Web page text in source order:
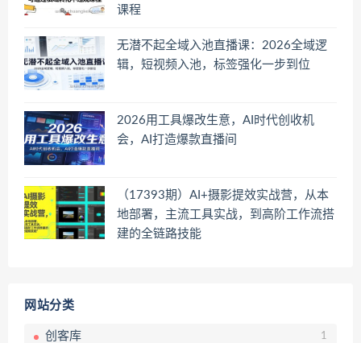
课程
无潜不起全域入池直播课：2026全域逻
辑，短视频入池，标签强化一步到位
2026用工具爆改生意，AI时代创收机
会，AI打造爆款直播间
（17393期）AI+摄影提效实战营，从本
地部署，主流工具实战，到高阶工作流搭
建的全链路技能
网站分类
创客库 1